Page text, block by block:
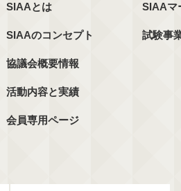
SIAAとは
SIAAのコンセプト
協議会概要情報
活動内容と実績
会員専用ページ
SIAAマ
試験事